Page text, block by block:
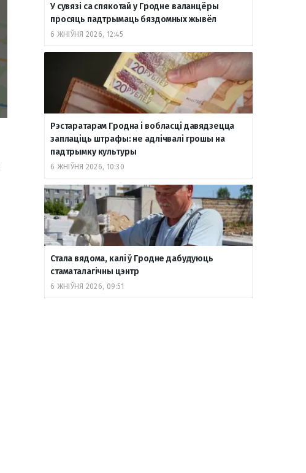
У сувязі са спякотай у Гродне валанцёры
просяць падтрымаць бяздомных жывёл
6 ЖНІЎНЯ 2026, 12:45
Рэстаратарам Гродна і вобласці давядзецца
заплаціць штрафы: не адлічвалі грошы на
падтрымку культуры
6 ЖНІЎНЯ 2026, 10:30
Стала вядома, калі ў Гродне дабудуюць
стаматалагічны цэнтр
6 ЖНІЎНЯ 2026, 09:51